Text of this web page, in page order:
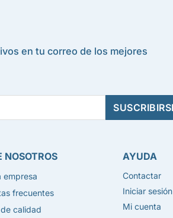
en tu correo de los mejores
NOSOTROS
empresa
frecuentes
calidad
AYUDA
Contactar
Iniciar sesión
Mi cuenta